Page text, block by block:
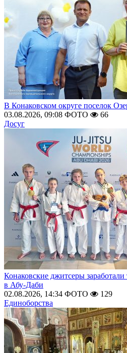
В Конаковском округе поселок
03.08.2026, 09:08 ФОТО
66
Досуг
Конаковские джитсеры заработали
в Абу-Даби
02.08.2026, 14:34 ФОТО
129
Единоборства